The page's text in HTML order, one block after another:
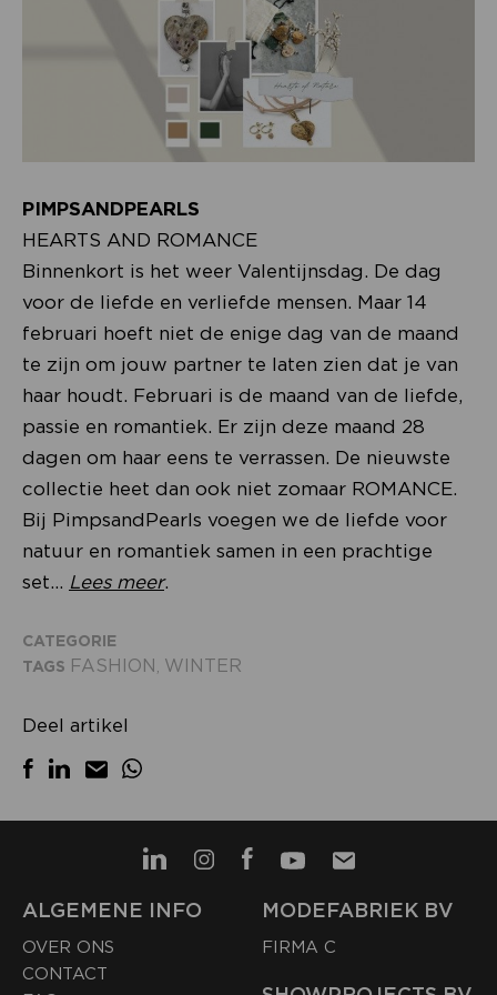
PIMPSANDPEARLS
HEARTS AND ROMANCE
Binnenkort is het weer Valentijnsdag. De dag
voor de liefde en verliefde mensen. Maar 14
februari hoeft niet de enige dag van de maand
te zijn om jouw partner te laten zien dat je van
haar houdt. Februari is de maand van de liefde,
passie en romantiek. Er zijn deze maand 28
dagen om haar eens te verrassen. De nieuwste
collectie heet dan ook niet zomaar ROMANCE.
Bij PimpsandPearls voegen we de liefde voor
natuur en romantiek samen in een prachtige
set... Lees meer.
CATEGORIE
TAGS FASHION WINTER
Deel artikel
ALGEMENE INFO
OVER ONS
CONTACT
MODEFABRIEK BV
FIRMA C